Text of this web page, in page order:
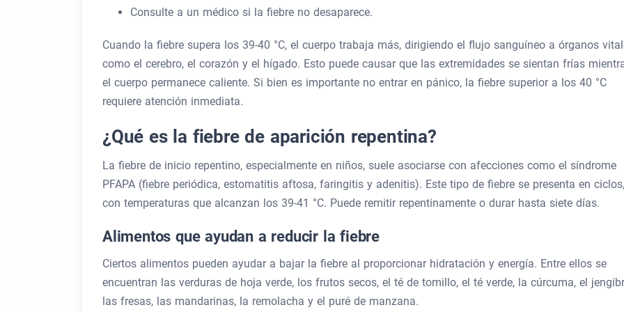
Consulte a un médico si la fiebre no desaparece.
Cuando la fiebre supera los 39-40 °C, el cuerpo trabaja más, dirigiendo el flujo sanguíneo a órganos
como el cerebro, el corazón y el hígado. Esto puede causar que las extremidades se sientan frías
el cuerpo permanece caliente. Si bien es importante no entrar en pánico, la fiebre superior a los 40 °C
requiere atención inmediata.
¿Qué es la fiebre de aparición repentina?
La fiebre de inicio repentino, especialmente en niños, suele asociarse con afecciones como el síndrome
PFAPA (fiebre periódica, estomatitis aftosa, faringitis y adenitis). Este tipo de fiebre se presenta en ciclos,
con temperaturas que alcanzan los 39-41 °C. Puede remitir repentinamente o durar hasta siete días.
Alimentos que ayudan a reducir la fiebre
Ciertos alimentos pueden ayudar a bajar la fiebre al proporcionar hidratación y energía. Entre ellos se
encuentran las verduras de hoja verde, los frutos secos, el té de tomillo, el té verde, la cúrcuma, el
las fresas, las mandarinas, la remolacha y el puré de manzana.